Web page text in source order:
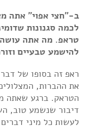
ב-"חצי אפוי" אתה
לכמה סגנונות
טראפ. מה אתה עושה
להישמע טבעיים
ראפ זה בסופו של
את ההברות,
הטראק. ברגע שאתה
דיבור שנשמע טוב,
לעשות כל מיני